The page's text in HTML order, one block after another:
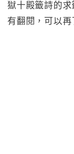
獄十殿籤詩的
有翻閱，可以再